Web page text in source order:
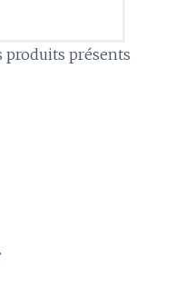
produits présents